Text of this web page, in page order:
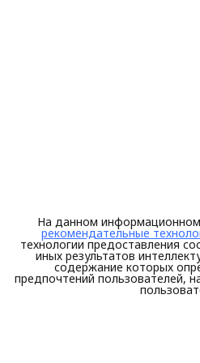
На данном
рекомендательные
технологии предоставления
иных результатов
содержание которых
предпочтений пользователей,